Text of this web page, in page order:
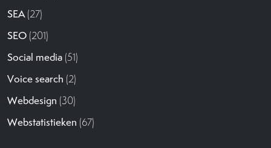
SEA(27)
SEO (201)
Social media (51)
Voice search (2)
Webdesign (30)
Webstatistieken (67)